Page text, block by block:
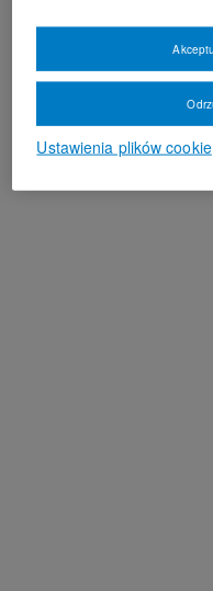
Ustawienia plików cookie